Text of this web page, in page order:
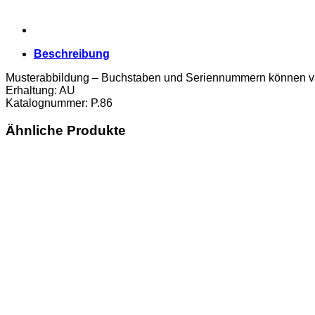
Beschreibung
Musterabbildung – Buchstaben und Seriennummern können
Erhaltung: AU
Katalognummer: P.86
Ähnliche Produkte